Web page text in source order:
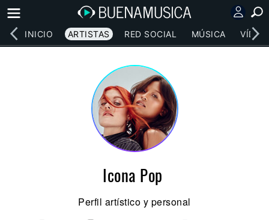
INICIO ARTISTAS RED SOCIAL MÚSICA
Icona Pop
Perfil artístico y personal